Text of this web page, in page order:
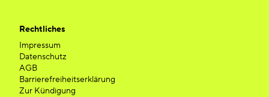
Rechtliches
Impressum
Datenschutz
AGB
Barrierefreiheitserklärung
Zur Kündigung